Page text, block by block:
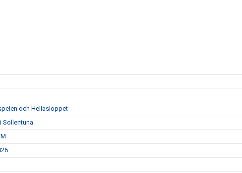
och Hellasloppet
Sollentuna